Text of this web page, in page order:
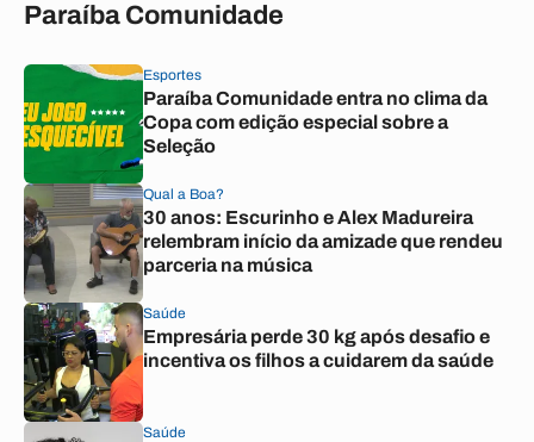
Paraíba Comunidade
Esportes
Paraíba Comunidade entra no clima da
Copa com edição especial sobre a
Seleção
Qual a Boa?
30 anos: Escurinho e Alex Madureira
relembram início da amizade que rendeu
parceria na música
Saúde
Empresária perde 30 kg após desafio e
incentiva os filhos a cuidarem da saúde
Saúde